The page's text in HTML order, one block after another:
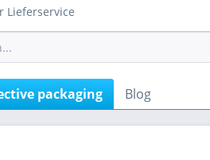
Lieferservice
packaging Blog